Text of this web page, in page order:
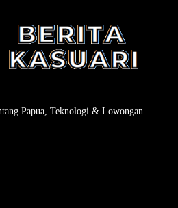
Papua, Teknologi & Lowongan